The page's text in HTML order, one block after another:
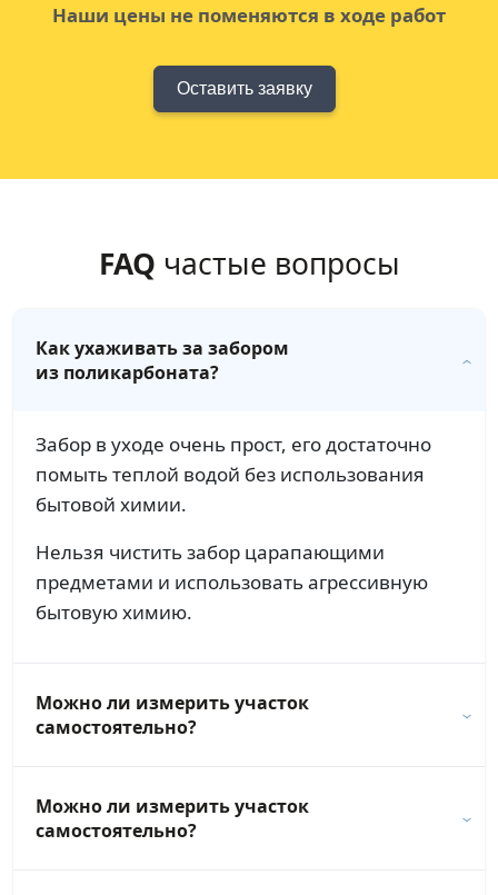
Наши цены не поменяются в ходе работ
Оставить заявку
FAQ частые вопросы
Как ухаживать за забором
из поликарбоната?
Забор в уходе очень прост, его достаточно
помыть теплой водой без использования
бытовой химии.
Нельзя чистить забор царапающими
предметами и использовать агрессивную
бытовую химию.
Можно ли измерить участок
самостоятельно?
Можно ли измерить участок
самостоятельно?